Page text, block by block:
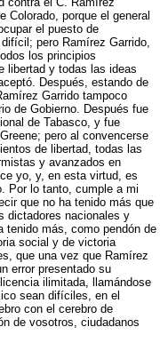
Colorado, porque el general
el puesto de
pero Ramírez Garrido,
los principios
libertad y todas las ideas
Después, estando de
Garrido tampoco
de Gobierno. Después fue
de Tabasco, y fue
pero al convencerse
de libertad, todas las
y avanzados en
yo, y, en esta virtud, es
Por lo tanto, cumple a mi
que no ha tenido más que
dictadores nacionales y
tenido más, como pendón de
social y de victoria
que una vez que Ramírez
error presentado su
ilimitada, llamándose
sean difíciles, en el
con el cerebro de
de vosotros, ciudadanos